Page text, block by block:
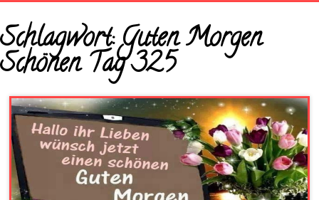
Startseite
Neue Bilder
Schlagwort:Guten Morgen
Schönen Tag 325